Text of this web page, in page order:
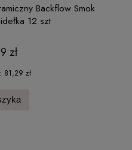
Backflow Smok
12 szt
zł
81,29 zł